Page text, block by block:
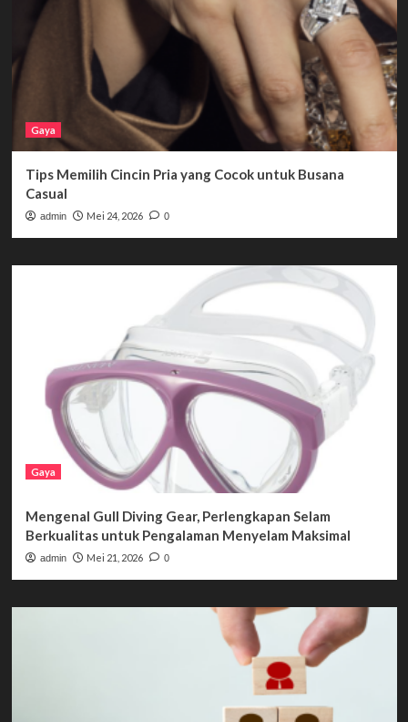
Gaya
Tips Memilih Cincin Pria yang Cocok untuk Busana
Casual
admin Mei 24, 2026 0
Gaya
Mengenal Gull Diving Gear, Perlengkapan Selam
Berkualitas untuk Pengalaman Menyelam Maksimal
admin Mei 21, 2026 0